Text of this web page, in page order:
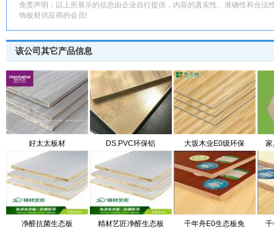
免责声明：以上所展示的信息由企业自行提供，内容的真实性、准确性和合
饰板材供应商的会员!
该公司其它产品信息
好太太板材 DS.PVC环保铝 大坂木业E0级环保
净醛抗菌生态板 精材艺匠净醛生态板 千年舟E0生态板免